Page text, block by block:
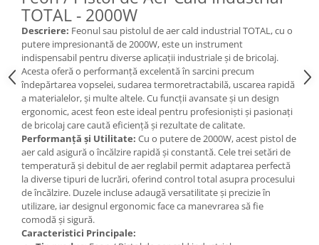
TOTAL - 2000W
Descriere: Feonul sau pistolul de aer cald industrial TOTAL, cu o
putere impresionantă de 2000W, este un instrument
indispensabil pentru diverse aplicații industriale și de bricolaj.
Acesta oferă o performanță excelentă în sarcini precum
îndepărtarea vopselei, sudarea termoretractabilă, uscarea rapidă
a materialelor, și multe altele. Cu funcții avansate și un design
ergonomic, acest feon este ideal pentru profesioniști și pasionați
de bricolaj care caută eficiență și rezultate de calitate.
Performanță și Utilitate: Cu o putere de 2000W, acest pistol de
aer cald asigură o încălzire rapidă și constantă. Cele trei setări de
temperatură și debitul de aer reglabil permit adaptarea perfectă
la diverse tipuri de lucrări, oferind control total asupra procesului
de încălzire. Duzele incluse adaugă versatilitate și precizie în
utilizare, iar designul ergonomic face ca manevrarea să fie
comodă și sigură.
Caracteristici Principale: